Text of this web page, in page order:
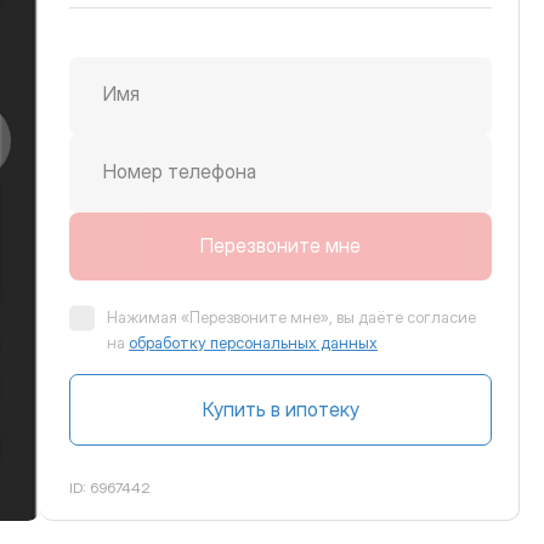
вправо
Имя
Номер телефона
Перезвоните мне
Нажимая «Перезвоните мне», вы даёте согласие
на обработку персональных данных
Купить в ипотеку
ID: 6967442